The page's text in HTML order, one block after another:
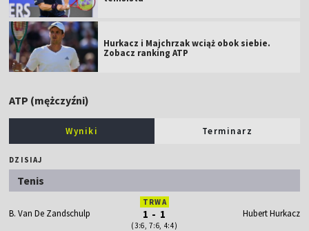
Hurkacz i Majchrzak wciąż obok siebie.
Zobacz ranking ATP
ATP (mężczyźni)
Wyniki Terminarz
DZISIAJ
Tenis
B. Van De Zandschulp
TRWA
1 - 1
(3:6, 7:6, 4:4)
Hubert Hurkacz